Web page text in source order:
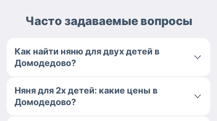
Часто задаваемые вопросы
Как найти няню для двух детей в
Домодедово?
Няня для 2х детей: какие цены в
Домодедово?